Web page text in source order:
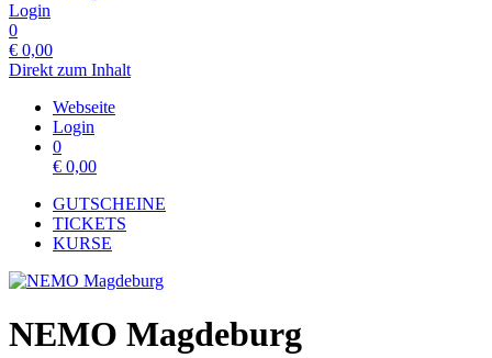
Login
0
€ 0,00
Direkt zum Inhalt
Webseite
Login
0
€ 0,00
GUTSCHEINE
TICKETS
KURSE
NEMO Magdeburg